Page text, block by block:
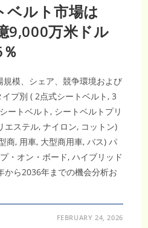
％
ベルト市場は
9,000万米ドル
規模、シェア、競争環境および
プ別 ( 2点式シートベルト, 3
ートベルト, シートベルトプリ
エステル, ナイロン, コットン)
商, 用車, 大型商用車, バス) パ
・オン・ボード, ハイブリッド
から2036年までの機会分析お
FEBRUARY 24, 2026